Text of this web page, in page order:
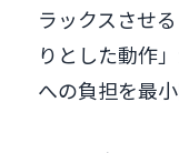
ラックスさせ
りとした動作
への負担を最